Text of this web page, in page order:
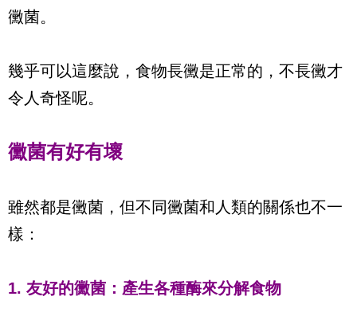
黴菌。
幾乎可以這麼說，食物長黴是正常的，不長黴才
令人奇怪呢。
黴菌有好有壞
雖然都是黴菌，但不同黴菌和人類的關係也不一
樣：
1. 友好的黴菌：產生各種酶來分解食物